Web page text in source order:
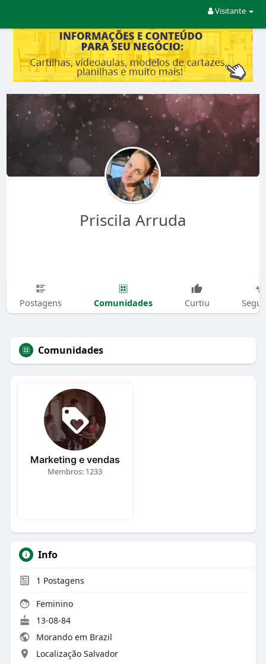
Visitante
Priscila Arruda
Postagens Comunidades Curtiu
Comunidades
Marketing e vendas
Membros: 1233
Info
1 Postagens
Feminino
13-08-84
Morando em Brazil
Localização Salvador